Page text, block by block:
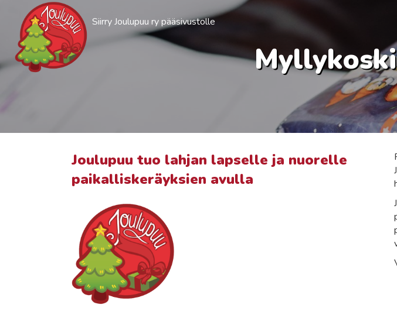
Siirry Joulupuu ry pääsivustolle
Joulupuu tuo lahjan lapselle ja nuorelle
paikalliskeräyksien avulla